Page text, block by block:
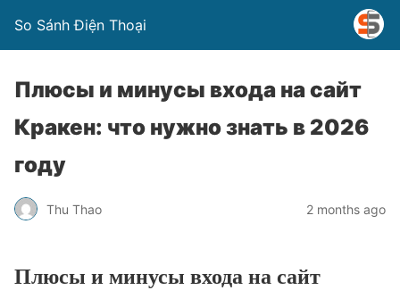
So Sánh Điện Thoại
Плюсы и минусы входа на сайт
Кракен: что нужно знать в 2026
году
Thu Thao 2 months ago
Плюсы и минусы входа на сайт